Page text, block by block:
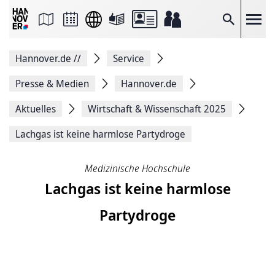
Suche
Seite
Facebook
teilen
Seitenlink
Seite
Hannover.de //
Service
Presse & Medien
Hannover.de
Aktuelles
Wirtschaft & Wissenschaft 2025
Lachgas ist keine harmlose Partydroge
Medizinische Hochschule
Lachgas ist keine harmlose
Partydroge